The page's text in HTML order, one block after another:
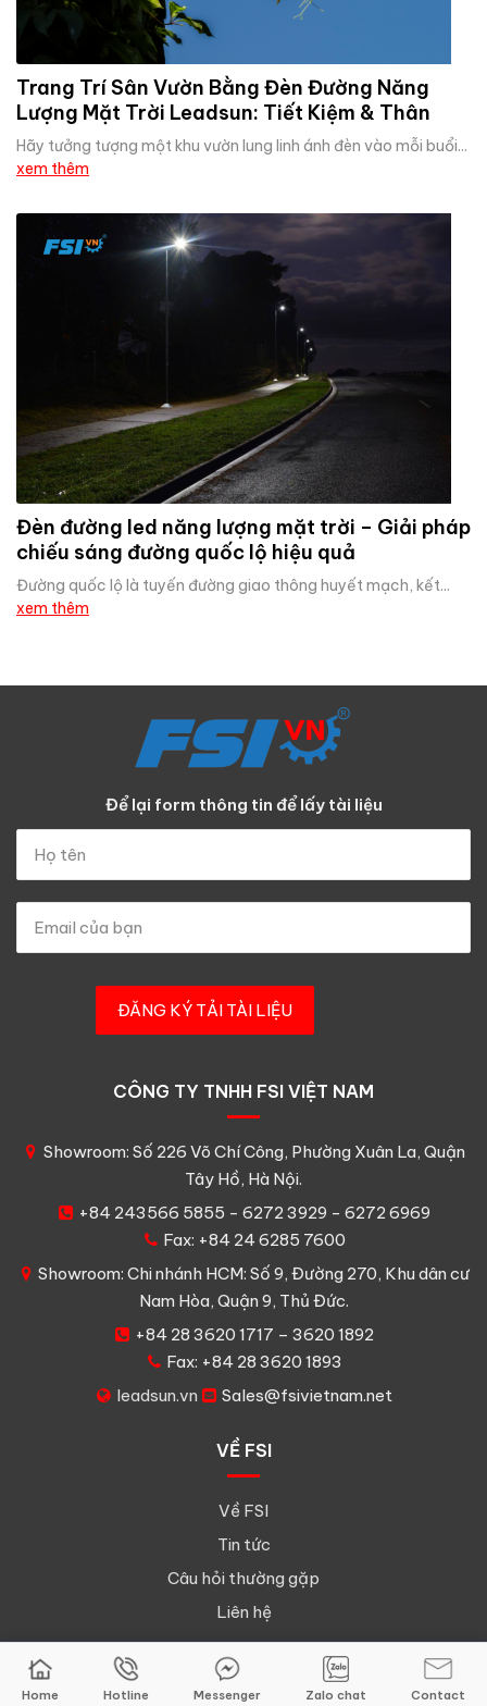
Trang Trí Sân Vườn Bằng Đèn Đường Năng
Lượng Mặt Trời Leadsun: Tiết Kiệm & Thân
Thiện
Hãy tưởng tượng một khu vườn lung linh ánh đèn vào mỗi buổi...
xem thêm
Đèn đường led năng lượng mặt trời – Giải pháp
chiếu sáng đường quốc lộ hiệu quả
Đường quốc lộ là tuyến đường giao thông huyết mạch, kết...
xem thêm
Để lại form thông tin để lấy tài liệu
CÔNG TY TNHH FSI VIỆT NAM
Showroom: Số 226 Võ Chí Công, Phường Xuân La, Quận
Tây Hồ, Hà Nội.
+84 243566 5855 - 6272 3929 - 6272 6969
Fax: +84 24 6285 7600
Showroom: Chi nhánh HCM: Số 9, Đường 270, Khu dân cư
Nam Hòa, Quận 9, Thủ Đức.
+84 28 3620 1717 – 3620 1892
Fax: +84 28 3620 1893
leadsun.vn
Sales@fsivietnam.net
VỀ FSI
Về FSI
Tin tức
Câu hỏi thường gặp
Liên hệ
© 2026FSI Việt Nam. All Rights Reserved.
Home Hotline Messenger Zalo chat Contact